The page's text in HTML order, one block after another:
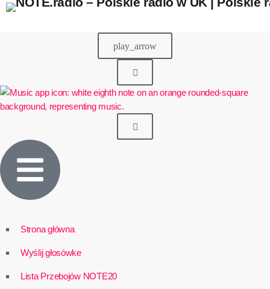
play_arrow
Strona główna
Wyślij głosówke
Lista Przebojów NOTE20